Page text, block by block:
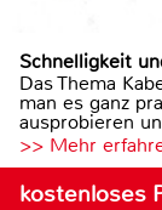
Schnelligkeit
Das Thema
man es ganz
ausprobieren
>> Mehr
kostenloses